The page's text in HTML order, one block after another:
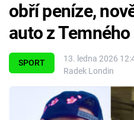
Témata
Filmy
Seriály
SPORT
13. ledna 2026
Radek Londin
obří peníze,
auto z